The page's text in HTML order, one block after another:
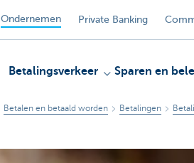
Ondernemen Private Banking
Betalingsverkeer Sparen en
Betalen en betaald worden Betalingen